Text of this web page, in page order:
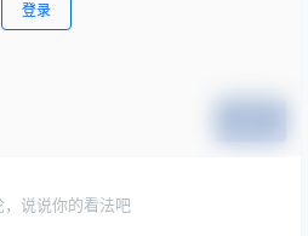
登录
，说说你的看法吧